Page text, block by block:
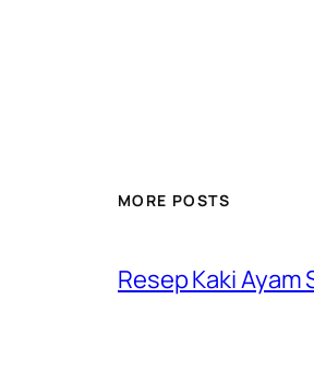
MORE POSTS
Resep Kaki Ayam